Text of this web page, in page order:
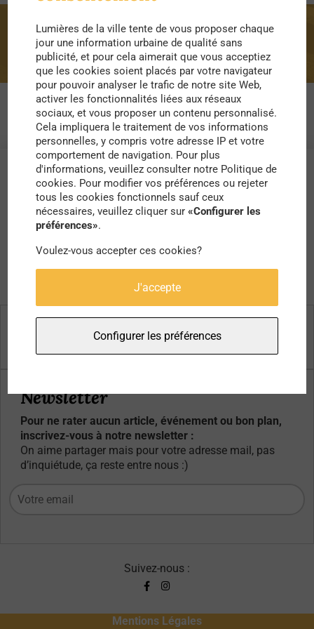
réduction
Newsletter
Pour ne rater aucun article, événement ou bon plan,
inscrivez-vous à notre newsletter :
On aime partager mais pour votre adresse mail, pas
d’inquiétude, ça reste entre nous :)
Suivez-nous :
Mentions Légales
Lumières de la ville tente de vous proposer chaque
jour une information urbaine de qualité sans
publicité, et pour cela aimerait que vous acceptiez
que les cookies soient placés par votre navigateur
pour pouvoir analyser le trafic de notre site Web,
activer les fonctionnalités liées aux réseaux
sociaux, et vous proposer un contenu personnalisé.
Cela impliquera le traitement de vos informations
personnelles, y compris votre adresse IP et votre
comportement de navigation. Pour plus
d'informations, veuillez consulter notre Politique de
cookies. Pour modifier vos préférences ou rejeter
tous les cookies fonctionnels sauf ceux
nécessaires, veuillez cliquer sur«Configurer les
préférences».
Voulez-vous accepter ces cookies?
J'accepte
Configurer les préférences